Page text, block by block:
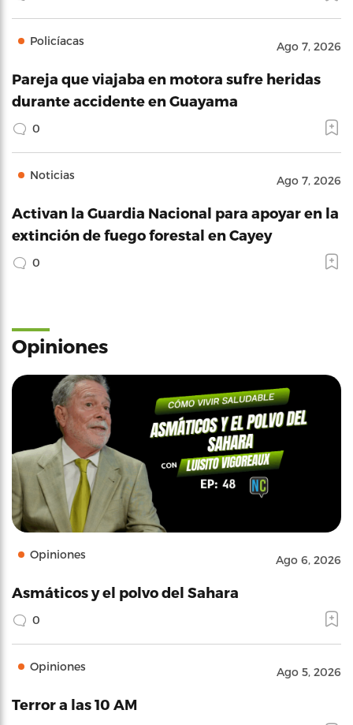
Policíacas Ago 7, 2026
Pareja que viajaba en motora sufre heridas
durante accidente en Guayama
0
Noticias Ago 7, 2026
Activan la Guardia Nacional para apoyar en la
extinción de fuego forestal en Cayey
0
Opiniones
Opiniones Ago 6, 2026
Asmáticos y el polvo del Sahara
0
Opiniones Ago 5, 2026
Terror a las 10 AM